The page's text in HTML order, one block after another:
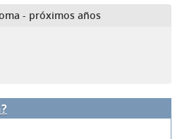
- próximos años